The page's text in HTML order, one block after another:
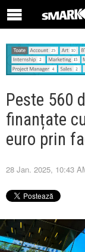
Peste 560
finanțate
euro prin
28 Jan. 2025, 10:43